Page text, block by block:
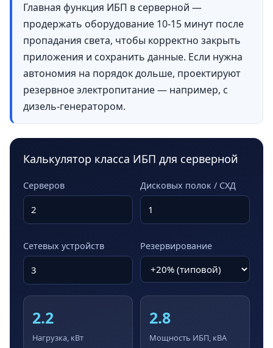
Главная функция ИБП в серверной —
продержать оборудование 10-15 минут после
пропадания света, чтобы корректно закрыть
приложения и сохранить данные. Если нужна
автономия на порядок дольше, проектируют
резервное электропитание — например, с
дизель-генератором.
Калькулятор класса ИБП для серверной
Серверов Дисковых полок / СХД
Сетевых устройств Резервирование
2.2
Нагрузка, кВт
2.8
Мощность ИБП, кВА